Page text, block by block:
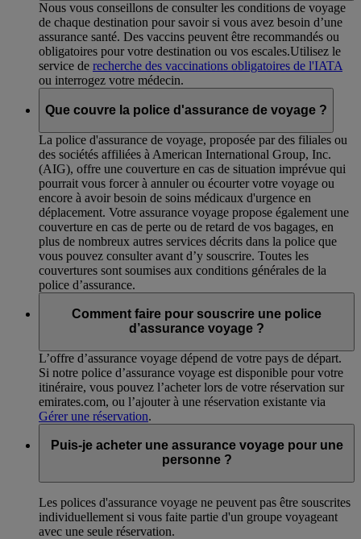
Nous vous conseillons de consulter les conditions de voyage
de chaque destination pour savoir si vous avez besoin d’une
assurance santé. Des vaccins peuvent être recommandés ou
obligatoires pour votre destination ou vos escales.Utilisez le
service de recherche des vaccinations obligatoires de l'IATA
ou interrogez votre médecin.
Que couvre la police d'assurance de voyage ?
La police d'assurance de voyage, proposée par des filiales ou
des sociétés affiliées à American International Group, Inc.
(AIG), offre une couverture en cas de situation imprévue qui
pourrait vous forcer à annuler ou écourter votre voyage ou
encore à avoir besoin de soins médicaux d'urgence en
déplacement. Votre assurance voyage propose également une
couverture en cas de perte ou de retard de vos bagages, en
plus de nombreux autres services décrits dans la police que
vous pouvez consulter avant d’y souscrire. Toutes les
couvertures sont soumises aux conditions générales de la
police d’assurance.
Comment faire pour souscrire une police
d’assurance voyage ?
L’offre d’assurance voyage dépend de votre pays de départ.
Si notre police d’assurance voyage est disponible pour votre
itinéraire, vous pouvez l’acheter lors de votre réservation sur
emirates.com, ou l’ajouter à une réservation existante via
Gérer une réservation.
Puis-je acheter une assurance voyage pour une
personne ?
Les polices d'assurance voyage ne peuvent pas être souscrites
individuellement si vous faite partie d'un groupe voyageant
avec une seule réservation.